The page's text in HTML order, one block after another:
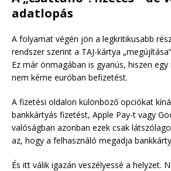
adatlopás
A folyamat végén jön a legkritikusabb
rendszer szerint a TAJ-kártya
Ez már önmagában is gyanús, hiszen
nem kérne euróban befizetést.
A fizetési oldalon különböző opciókat
bankkártyás fizetést, Apple Pay-t vagy
valóságban azonban ezek csak
az, hogy a felhasználó megadja
És itt válik igazán veszélyessé a helyzet.